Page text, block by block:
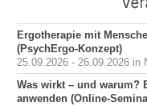
Ergotherapie mit
(PsychErgo-Konzept)
25.09.2026 - 26.09.2026 in
Was wirkt – und warum?
anwenden (Online-